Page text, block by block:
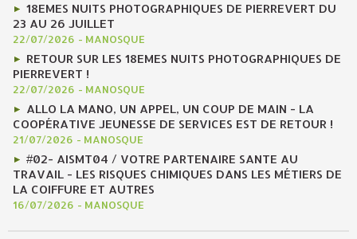
18EMES NUITS PHOTOGRAPHIQUES DE PIERREVERT DU
23 AU 26 JUILLET
22/07/2026 - MANOSQUE
RETOUR SUR LES 18EMES NUITS PHOTOGRAPHIQUES DE
PIERREVERT !
22/07/2026 - MANOSQUE
ALLO LA MANO, UN APPEL, UN COUP DE MAIN - LA
COOPÉRATIVE JEUNESSE DE SERVICES EST DE RETOUR !
21/07/2026 - MANOSQUE
#02- AISMT04 / VOTRE PARTENAIRE SANTE AU
TRAVAIL - LES RISQUES CHIMIQUES DANS LES MÉTIERS DE
LA COIFFURE ET AUTRES
16/07/2026 - MANOSQUE